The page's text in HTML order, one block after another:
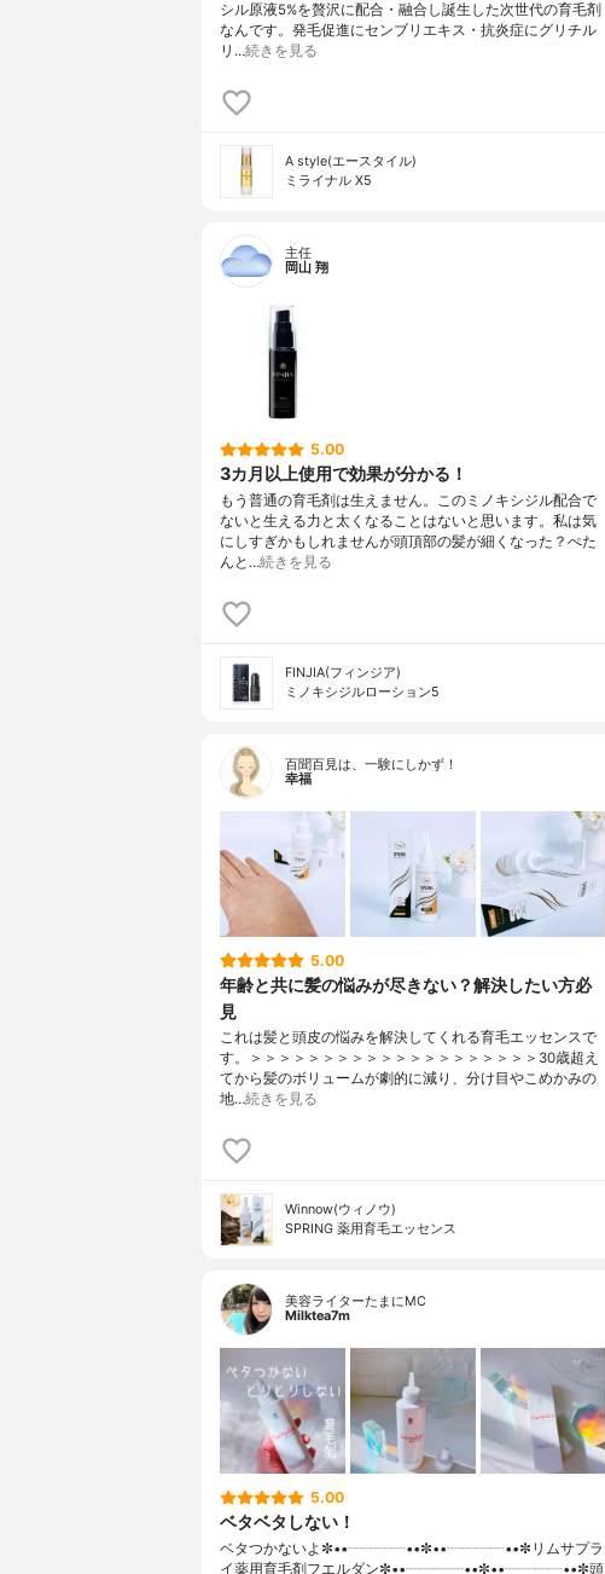
シル原液5%を贅沢に配合・融合し誕生した次世代の育毛剤
なんです。発毛促進にセンブリエキス・抗炎症にグリチル
リ…続きを見る
A style(エースタイル)
ミライナル X5
主任
岡山 翔
5.00
3カ月以上使用で効果が分かる！
もう普通の育毛剤は生えません。このミノキシジル配合で
ないと生える力と太くなることはないと思います。私は気
にしすぎかもしれませんが頭頂部の髪が細くなった？ぺた
んと…続きを見る
FINJIA(フィンジア)
ミノキシジルローション5
百聞百見は、一験にしかず！
幸福
5.00
年齢と共に髪の悩みが尽きない？解決したい方必
見
これは髪と頭皮の悩みを解決してくれる育毛エッセンスで
す。＞＞＞＞＞＞＞＞＞＞＞＞＞＞＞＞＞＞＞＞30歳超え
てから髪のボリュームが劇的に減り、分け目やこめかみの
地…続きを見る
Winnow(ウィノウ)
SPRING 薬用育毛エッセンス
美容ライターたまにMC
Milktea7m
5.00
ベタベタしない！
ベタつかないよ✼••┈┈┈┈••✼••┈┈┈┈••✼リムサプラ
イ薬用育毛剤フエルダン✼••┈┈┈┈••✼••┈┈┈┈••✼頭